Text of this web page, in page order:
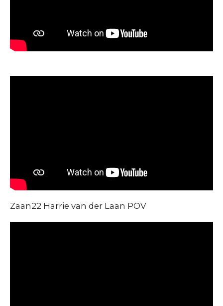
Zaan22 Harrie van der Laan POV